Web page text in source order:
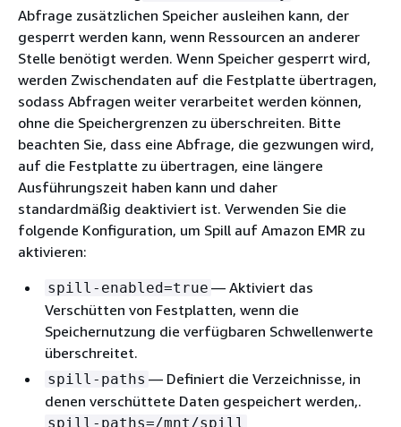
Abfrage zusätzlichen Speicher ausleihen kann, der
gesperrt werden kann, wenn Ressourcen an anderer
Stelle benötigt werden. Wenn Speicher gesperrt wird,
werden Zwischendaten auf die Festplatte übertragen,
sodass Abfragen weiter verarbeitet werden können,
ohne die Speichergrenzen zu überschreiten. Bitte
beachten Sie, dass eine Abfrage, die gezwungen wird,
auf die Festplatte zu übertragen, eine längere
Ausführungszeit haben kann und daher
standardmäßig deaktiviert ist. Verwenden Sie die
folgende Konfiguration, um Spill auf Amazon EMR zu
aktivieren:
spill-enabled=true — Aktiviert das
Verschütten von Festplatten, wenn die
Speichernutzung die verfügbaren Schwellenwerte
überschreitet.
spill-paths — Definiert die Verzeichnisse, in
denen verschüttete Daten gespeichert werden,.
spill-paths=/mnt/spill